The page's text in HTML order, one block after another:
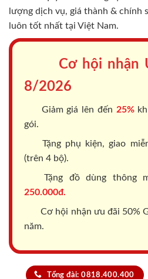
lượng dịch vụ, giá thành & chính
luôn tốt nhất tại Việt Nam.
Cơ hội nhận
8/2026
Giảm giá lên đến 25%
gói.
Tặng phụ kiện, giao
(trên 4 bộ).
Tặng đồ dùng thông
250.000đ.
Cơ hội nhận ưu đãi 50%
năm.
Tổng đài: 0818.400.400